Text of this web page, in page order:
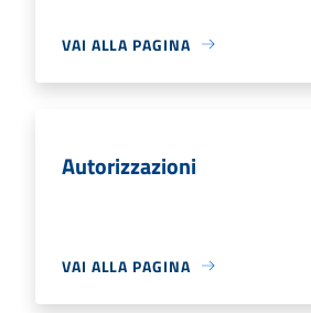
VAI ALLA PAGINA
Autorizzazioni
VAI ALLA PAGINA